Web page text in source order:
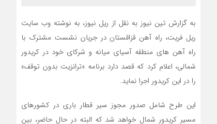
به گزارش تین نیوز به نقل از ریل نیوز، به نوشته وب سایت
ریل فریت، راه آهن قزاقستان در جریان نشست مشترک با
راه آهن های منطقه آسیای میانه و شرکای خود در کریدور
شمالی، اعلام کرد که قصد دارد برنامه «ترانزیت بدون توقف»
را در این کریدور اجرا نماید.
این طرح شامل صدور مجوز سیر قطار باری در کشورهای
مسیر کریدور شمال خواهد شد که البته در حال حاضر، بین